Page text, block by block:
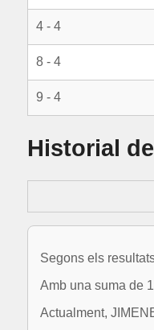
4 - 4
8 - 4
9 - 4
Historial
Segons els
Amb una suma de
Actualment,